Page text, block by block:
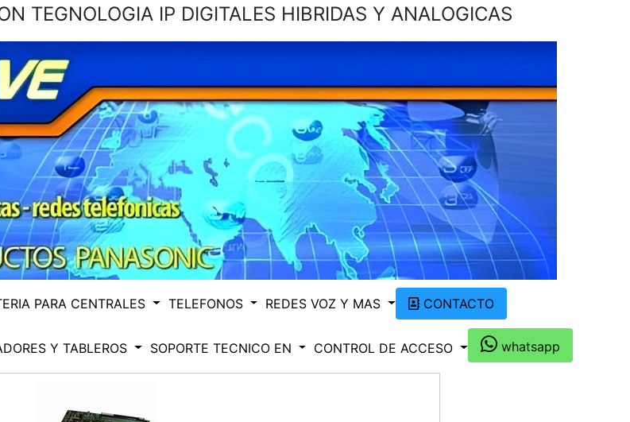
TEGNOLOGIA IP DIGITALES HIBRIDAS Y ANALOGICAS
PARA CENTRALES TELEFONOS REDES VOZ Y MAS CONTACTO
Y TABLEROS SOPORTE TECNICO EN CONTROL DE ACCESO whatsapp